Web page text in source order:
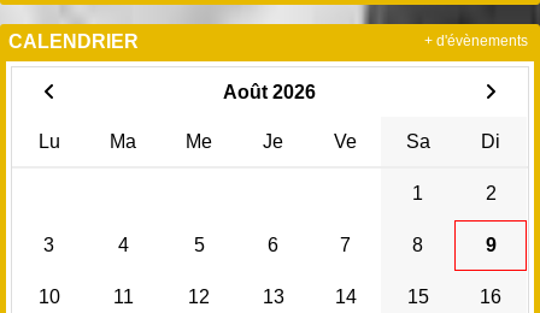
CALENDRIER
Août 2026
Lu Ma Me Je Ve Sa Di
1 2
3 4 5 6 7 8 9
10 11 12 13 14 15 16
+ d'évènements